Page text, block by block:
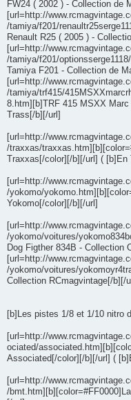
FW24 ( 2002 ) - Collection de
[url=http://
/tamiya/f201/
Renault R25 ( 2005 ) -
[url=http://
/tamiya/f201/
Tamiya F201 - Collection de
[url=http://
/tamiya/trf415/
8.htm][b]TRF 415 MSXX
Trass[/b][/url]
[url=http://
/traxxas/
Traxxas[/color][/b][/url] (
[url=http://
/yokomo/
Yokomo[/color][/b][/url]
[url=http://
/yokomo/voitures/
Dog Figther 834B - Collection
[url=http://
/yokomo/voitures/
Collection RCmagvintage[/b][/
[b]Les pistes 1/8 et 1/10 nitro
[url=http://
ociated/
Associated[/color][/b][/url] (
[url=http://
/